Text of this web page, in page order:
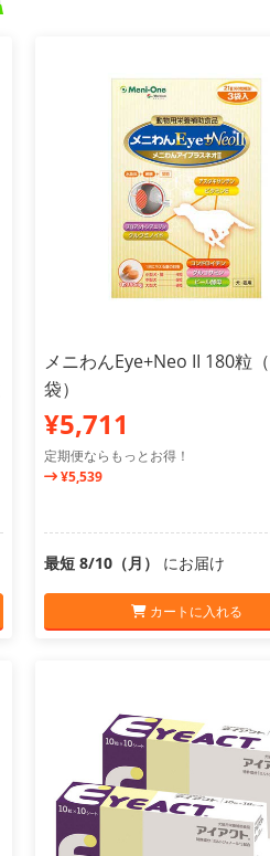
メニわんEye+Neo II 180粒
袋）
¥5,711
定期便ならもっとお得！
¥5,539
最短 8/10（月） にお届け
カートに入れる